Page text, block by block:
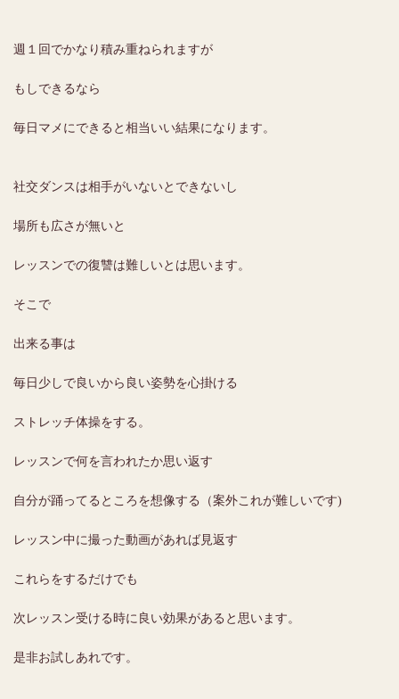
週１回でかなり積み重ねられますが
もしできるなら
毎日マメにできると相当いい結果になります。
社交ダンスは相手がいないとできないし
場所も広さが無いと
レッスンでの復讐は難しいとは思います。
そこで
出来る事は
毎日少しで良いから良い姿勢を心掛ける
ストレッチ体操をする。
レッスンで何を言われたか思い返す
自分が踊ってるところを想像する（案外これが難しいです)
レッスン中に撮った動画があれば見返す
これらをするだけでも
次レッスン受ける時に良い効果があると思います。
是非お試しあれです。